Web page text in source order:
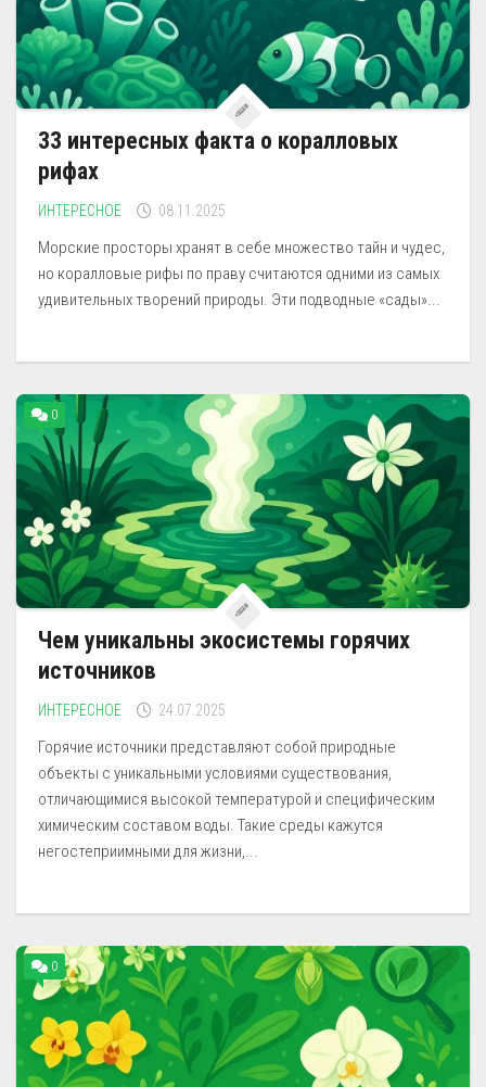
33 интересных факта о коралловых
рифах
ИНТЕРЕСНОЕ 08.11.2025
Морские просторы хранят в себе множество тайн и чудес,
но коралловые рифы по праву считаются одними из самых
удивительных творений природы. Эти подводные «сады»...
0
Чем уникальны экосистемы горячих
источников
ИНТЕРЕСНОЕ 24.07.2025
Горячие источники представляют собой природные
объекты с уникальными условиями существования,
отличающимися высокой температурой и специфическим
химическим составом воды. Такие среды кажутся
негостеприимными для жизни,...
0